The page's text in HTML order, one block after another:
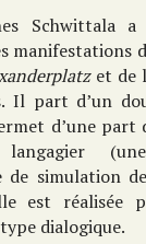
Schwittala
manifestations
et de
Il part d’un
d’une part
langagier
de simulation
est réalisée
dialogique.